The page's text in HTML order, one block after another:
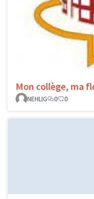
Mon collège, ma
NEHLIG
0 0